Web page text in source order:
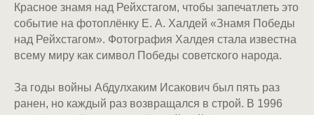
Красное знамя над Рейхстагом, чтобы запечатлеть это
событие на фотоплёнку Е. А. Халдей «Знамя Победы
над Рейхстагом». Фотография Халдея стала известна
всему миру как символ Победы советского народа.
За годы войны Абдулхаким Исакович был пять раз
ранен, но каждый раз возвращался в строй. В 1996